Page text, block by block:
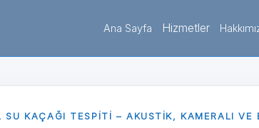
Ana Sayfa Hizmetler
SU KAÇAĞI TESPITI – AKUSTIK, KAMERALI VE